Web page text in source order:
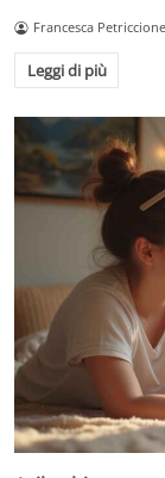
Francesca Petriccione
Leggi di più